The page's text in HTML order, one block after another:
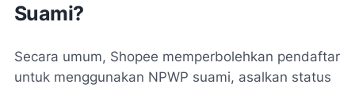
Suami?
Secara umum, Shopee memperbolehkan pendaftar
untuk menggunakan NPWP suami, asalkan status